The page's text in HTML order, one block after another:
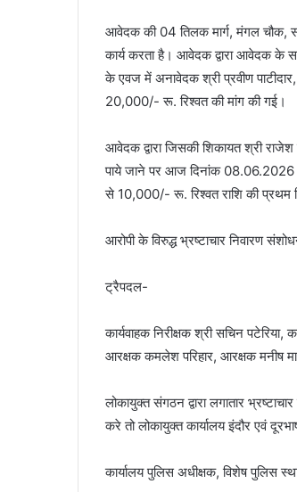
आवेदक की 04 तिलक मार्ग, मंगल चौक,
कार्य करता है। आवेदक द्वारा आवेदक के
के एवज में अनावेदक श्री प्रवीण
20,000/- रू. रिश्वत की मांग की गई।
आवेदक द्वारा जिसकी शिकायत श्री
पाये जाने पर आज दिनांक 08.06.2026
से 10,000/- रू. रिश्वत राशि की प्रथम
आरोपी के विरुद्ध भ्रष्टाचार निवारण
ट्रैपदल-
कार्यवाहक निरीक्षक श्री सचिन
आरक्षक कमलेश परिहार, आरक्षक मनीष
लोकायुक्त संगठन द्वारा लगातार
करे तो लोकायुक्त कार्यालय इंदौर एवं
कार्यालय पुलिस अधीक्षक, विशेष पुलिस